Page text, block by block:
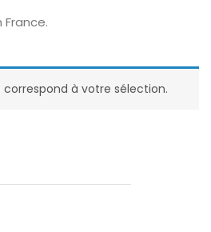
France.
à votre sélection.